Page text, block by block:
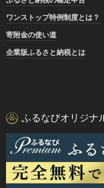
ワンストップ特例制度とは？
寄附金の使い道
企業版ふるさと納税とは
ふるなびオリジナ